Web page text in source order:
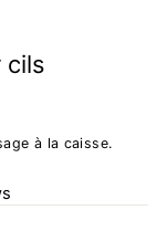
cils
à la caisse.